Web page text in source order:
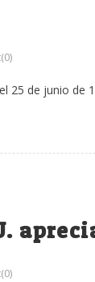
25 de junio